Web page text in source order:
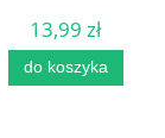
13,99 zł
do koszyka